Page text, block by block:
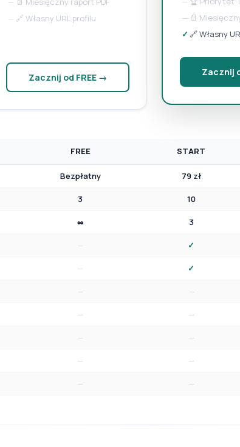
— 🔗 Własny URL profilu
Zacznij od FREE →
— 📄
✓ 🔗 Własny
Zacznij
FREE START
Bezpłatny 79 zł
3 10
∞ 3
— ✓
— ✓
— —
— —
— —
— —
— —